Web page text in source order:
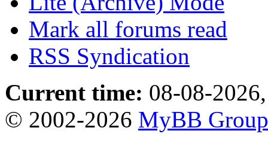
Mark all forums read
RSS Syndication
Current time: 08-08-
© 2002-2026 MyBB Group